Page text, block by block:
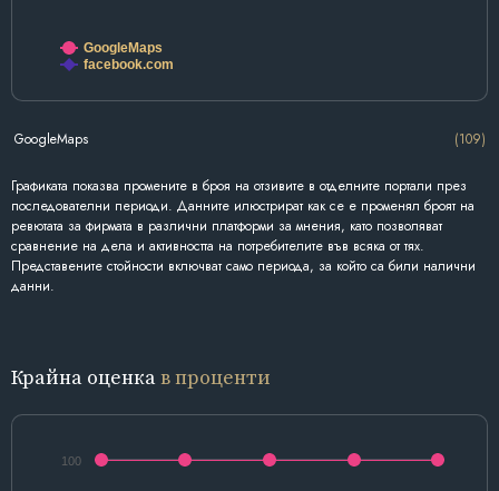
GoogleMaps
facebook.com
GoogleMaps (109)
Графиката показва промените в броя на отзивите в отделните портали през
последователни периоди. Данните илюстрират как се е променял броят на
ревютата за фирмата в различни платформи за мнения, като позволяват
сравнение на дела и активността на потребителите във всяка от тях.
Представените стойности включват само периода, за който са били налични
данни.
Крайна оценкав проценти
100